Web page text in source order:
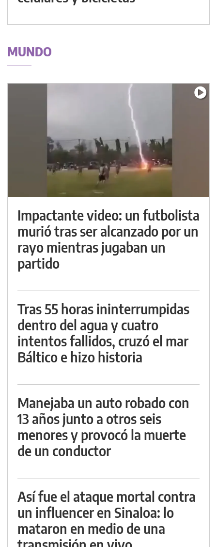
MUNDO
Impactante video: un futbolista
murió tras ser alcanzado por un
rayo mientras jugaban un
partido
Tras 55 horas ininterrumpidas
dentro del agua y cuatro
intentos fallidos, cruzó el mar
Báltico e hizo historia
Manejaba un auto robado con
13 años junto a otros seis
menores y provocó la muerte
de un conductor
Así fue el ataque mortal contra
un influencer en Sinaloa: lo
mataron en medio de una